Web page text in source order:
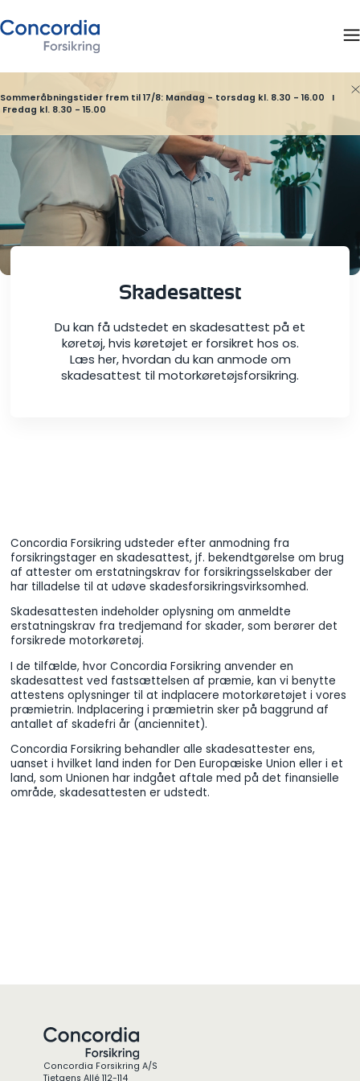
Sommeråbningstider frem til 17/8: Mandag - torsdag kl. 8.30 - 16.00 I
Fredag kl. 8.30 - 15.00
Skadesattest
Du kan få udstedet en skadesattest på et
køretøj, hvis køretøjet er forsikret hos os.
Læs her, hvordan du kan anmode om
skadesattest til motorkøretøjsforsikring.
Concordia Forsikring udsteder efter anmodning fra
forsikringstager en skadesattest, jf. bekendtgørelse om brug
af attester om erstatningskrav for forsikringsselskaber der
har tilladelse til at udøve skadesforsikringsvirksomhed.
Skadesattesten indeholder oplysning om anmeldte
erstatningskrav fra tredjemand for skader, som berører det
forsikrede motorkøretøj.
I de tilfælde, hvor Concordia Forsikring anvender en
skadesattest ved fastsættelsen af præmie, kan vi benytte
attestens oplysninger til at indplacere motorkøretøjet i vores
præmietrin. Indplacering i præmietrin sker på baggrund af
antallet af skadefri år (anciennitet).
Concordia Forsikring behandler alle skadesattester ens,
uanset i hvilket land inden for Den Europæiske Union eller i et
land, som Unionen har indgået aftale med på det finansielle
område, skadesattesten er udstedt.
Concordia Forsikring A/S
Tietgens Allé 112-114